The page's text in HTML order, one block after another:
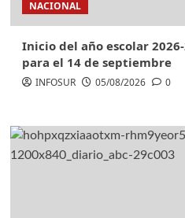
NACIONAL
Inicio del año escolar
para el 14 de septiembre
INFOSUR 05/08/2026 0